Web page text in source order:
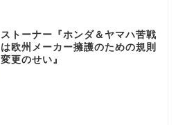
ストーナー『ホンダ＆ヤマハ苦戦
は欧州メーカー擁護のための規則
変更のせい』